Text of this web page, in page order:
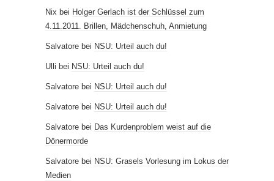
Nix bei Holger Gerlach ist der Schlüssel zum
4.11.2011. Brillen, Mädchenschuh, Anmietung
Salvatore bei NSU: Urteil auch du!
Ulli bei NSU: Urteil auch du!
Salvatore bei NSU: Urteil auch du!
Salvatore bei NSU: Urteil auch du!
Salvatore bei Das Kurdenproblem weist auf die
Dönermorde
Salvatore bei NSU: Grasels Vorlesung im Lokus der
Medien